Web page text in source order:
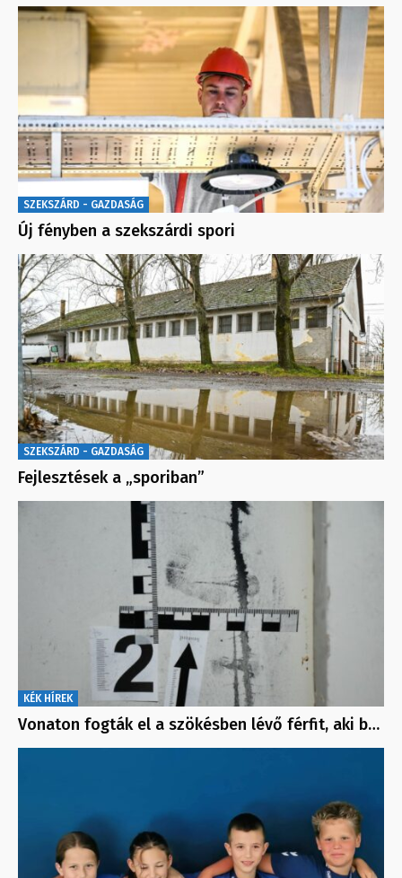
SZEKSZÁRD - GAZDASÁG
Új fényben a szekszárdi spori
SZEKSZÁRD - GAZDASÁG
Fejlesztések a „sporiban”
KÉK HÍREK
Vonaton fogták el a szökésben lévő férfit, aki b…